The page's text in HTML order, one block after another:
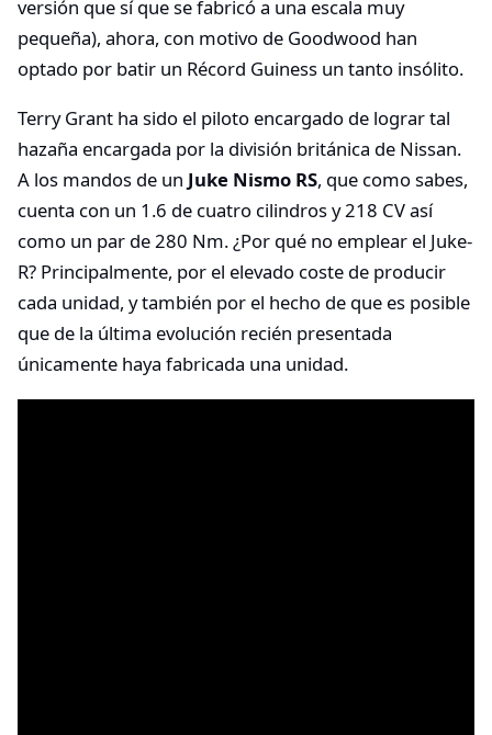
versión que sí que se fabricó a una escala muy
pequeña), ahora, con motivo de Goodwood han
optado por batir un Récord Guiness un tanto insólito.
Terry Grant ha sido el piloto encargado de lograr tal
hazaña encargada por la división británica de Nissan.
A los mandos de un Juke Nismo RS, que como sabes,
cuenta con un 1.6 de cuatro cilindros y 218 CV así
como un par de 280 Nm. ¿Por qué no emplear el Juke-
R? Principalmente, por el elevado coste de producir
cada unidad, y también por el hecho de que es posible
que de la última evolución recién presentada
únicamente haya fabricada una unidad.